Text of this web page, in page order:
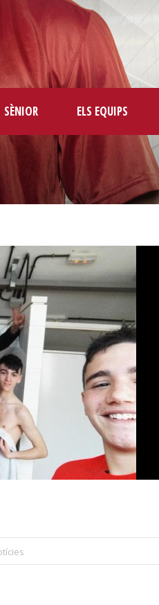
SÈNIOR ELS EQUIPS